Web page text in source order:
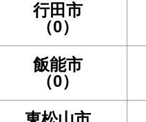
行田市
（0）
飯能市
（0）